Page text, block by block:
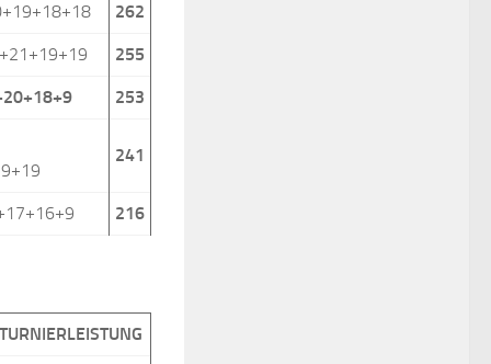
262
255
253
241
216
TURNIERLEISTUNG